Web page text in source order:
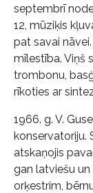
septembrī
12, mūziķis
pat savai
mīlestība. Viņš
trombonu,
rīkoties ar
1966. g. V.
konservatoriju.
atskaņojis
gan latviešu
orķestrim,